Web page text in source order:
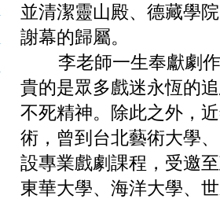
並清潔靈山殿、德藏學
謝幕的歸屬。
李老師一生奉獻劇作
貴的是眾多戲迷永恆的
不死精神。除此之外，
術，曾到台北藝術大學
設專業戲劇課程，受邀
東華大學、海洋大學、